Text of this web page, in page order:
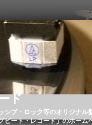
ド
シブ・ロック等のオリジナル
ビート・レコード」のホーム